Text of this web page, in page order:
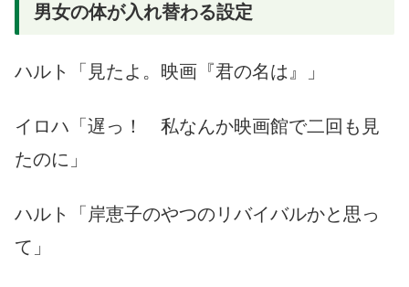
男女の体が入れ替わる設定
ハルト「見たよ。映画『君の名は』」
イロハ「遅っ！ 私なんか映画館で二回も見
たのに」
ハルト「岸恵子のやつのリバイバルかと思っ
て」